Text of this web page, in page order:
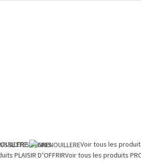
Voir tous les
PLAISIR D’OFFRIRVoir tous les produits
TENNIS